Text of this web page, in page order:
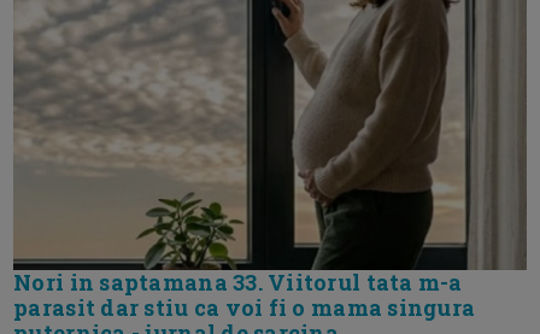
Nori in saptamana 33. Viitorul tata m-a
parasit dar stiu ca voi fi o mama singura